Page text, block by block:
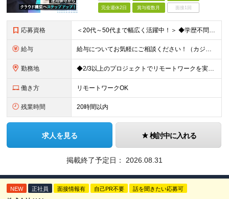
完全週休2日 賞与複数月 面接1回
応募資格 ＜20代～50代まで幅広く活躍中！＞ ◆学歴不問 ◆何らかのインフラ関連の実務経験 ★経験年数不問/運用監視レベルも歓迎 ＜こんな方は大歓迎！＞ ◎今の収入に不満がある ◎もっと上流の案件で活躍した
給与 給与についてお気軽にご相談ください！（カジュアル面談可能） 月給35万円～＋各種手当＋賞与2回 ※固定残業代は、時間外労働の有無に関わらず40時間分を87,500円～支給 ※超過分は別途支給 ※試用
勤務地 ◆2/3以上のプロジェクトでリモートワークを実施中！ ≪自社拠点≫ ・東京本社／東京都千代田区丸の内二丁目6番1号 丸の内パークビルディング6階 ・関西支社／⼤阪府⼤阪市中央区安⼟町2-3-13 ⼤
働き方 リモートワークOK
残業時間 20時間以内
求人を見る 検討中に入れる
掲載終了予定日： 2026.08.31
NEW 正社員 面接情報有 自己PR不要 話を聞きたい応募可